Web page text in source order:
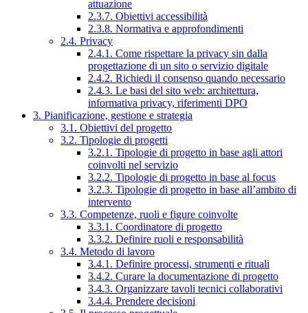
attuazione
2.3.7. Obiettivi accessibilità
2.3.8. Normativa e approfondimenti
2.4. Privacy
2.4.1. Come rispettare la privacy sin dalla
progettazione di un sito o servizio digitale
2.4.2. Richiedi il consenso quando necessario
2.4.3. Le basi del sito web: architettura,
informativa privacy, riferimenti DPO
3. Pianificazione, gestione e strategia
3.1. Obiettivi del progetto
3.2. Tipologie di progetti
3.2.1. Tipologie di progetto in base agli attori
coinvolti nel servizio
3.2.2. Tipologie di progetto in base al focus
3.2.3. Tipologie di progetto in base all’ambito di
intervento
3.3. Competenze, ruoli e figure coinvolte
3.3.1. Coordinatore di progetto
3.3.2. Definire ruoli e responsabilità
3.4. Metodo di lavoro
3.4.1. Definire processi, strumenti e rituali
3.4.2. Curare la documentazione di progetto
3.4.3. Organizzare tavoli tecnici collaborativi
3.4.4. Prendere decisioni